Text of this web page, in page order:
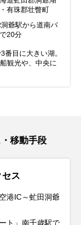
有珠郡壮瞥町
爺駅から道南バ
20分
目に大きい湖。
観光や、中央に
移動手段
ス
港IC～虻田洞爺
ト」南千歳駅で